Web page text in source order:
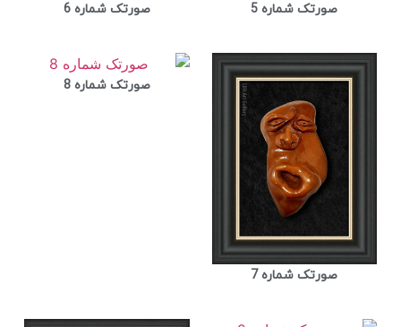
صورتک شماره 5 صورتک شماره 6
صورتک شماره 7
صورتک شماره 8